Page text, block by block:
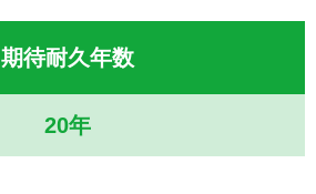
期待耐久年数
20年